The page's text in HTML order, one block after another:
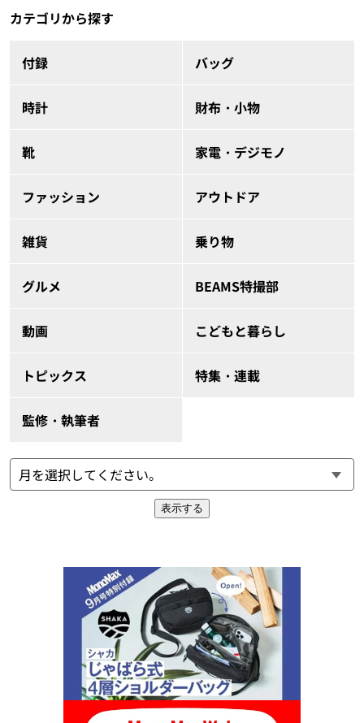
カテゴリから探す
付録 バッグ
時計 財布・小物
靴 家電・デジモノ
ファッション アウトドア
雑貨 乗り物
グルメ BEAMS特撮部
動画 こどもと暮らし
トピックス 特集・連載
監修・執筆者
表示する